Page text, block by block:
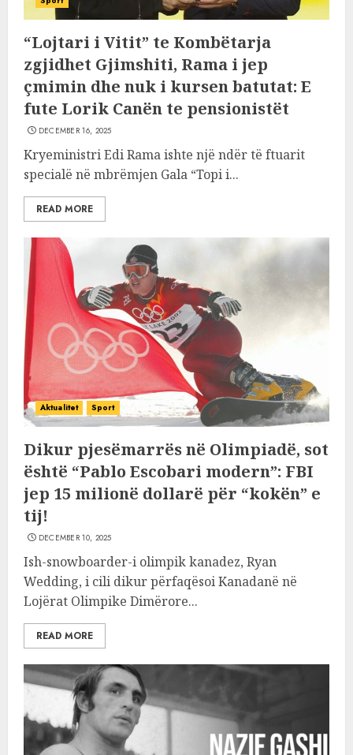
“Lojtari i Vitit” te Kombëtarja
zgjidhet Gjimshiti, Rama i jep
çmimin dhe nuk i kursen batutat: E
fute Lorik Canën te pensionistët
DECEMBER 16, 2025
Kryeministri Edi Rama ishte një ndër të ftuarit
specialë në mbrëmjen Gala “Topi i...
READ MORE
Aktualitet Sport
Dikur pjesëmarrës në Olimpiadë, sot
është “Pablo Escobari modern”: FBI
jep 15 milionë dollarë për “kokën” e
tij!
DECEMBER 10, 2025
Ish-snowboarder-i olimpik kanadez, Ryan
Wedding, i cili dikur përfaqësoi Kanadanë në
Lojërat Olimpike Dimërore...
READ MORE